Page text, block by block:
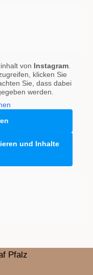
von Instagram.
klicken Sie
Sie, dass dabei
werden.
und Inhalte